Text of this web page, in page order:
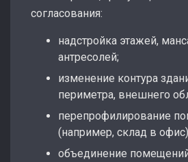
согласования:
надстройка этажей,
антресолей;
изменение контура
периметра, внешнего
перепрофилирование
(например, склад в
объединение